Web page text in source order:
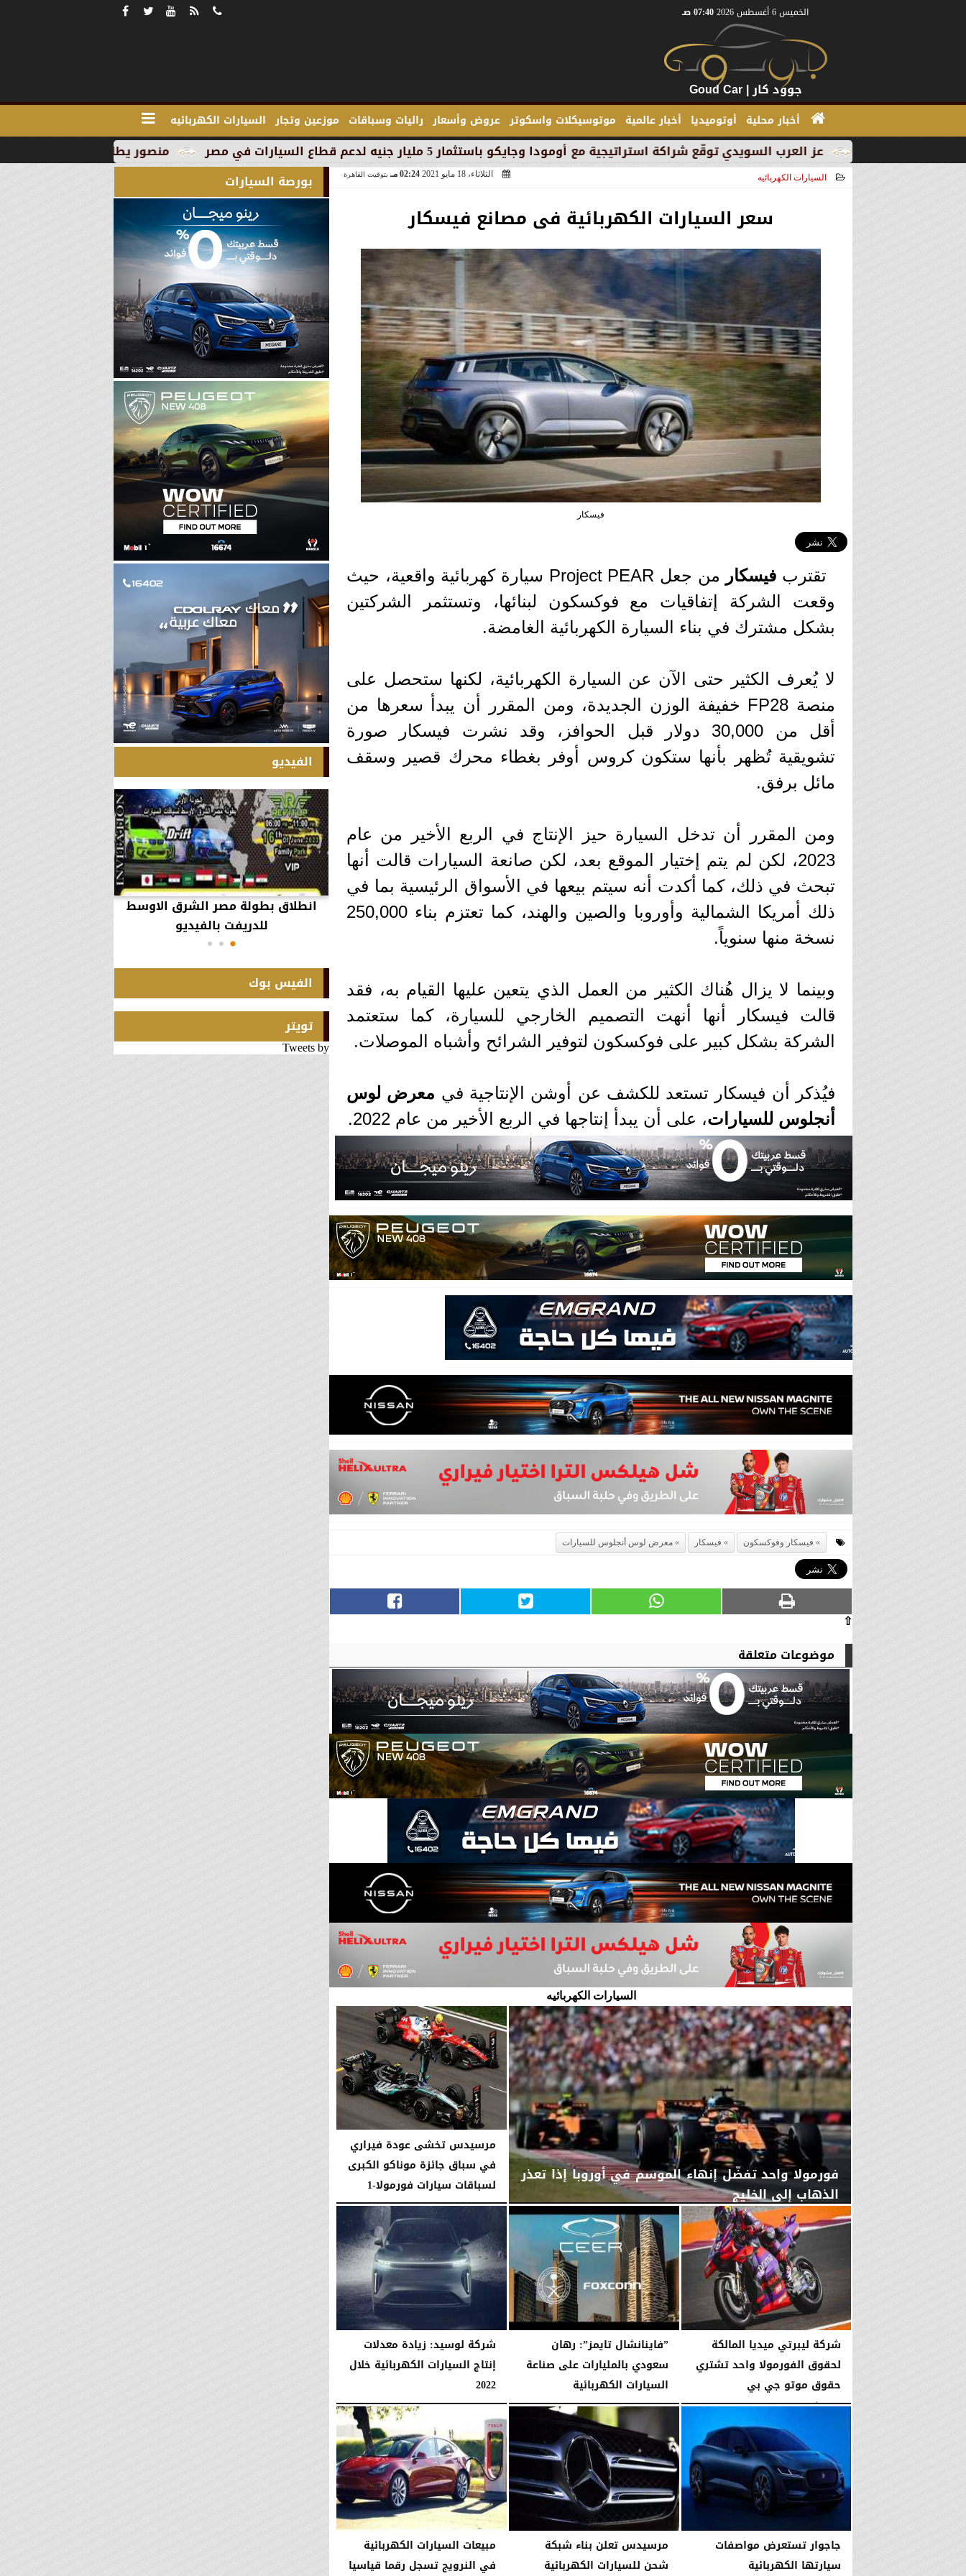
الخميس 6 أغسطس 2026 07:40 صـ
جوود كار | Goud Car
أخبار محلية أوتوميديا أخبار عالمية موتوسيكلات واسكوتر عروض وأسعار راليات وسباقات موزعين وتجار السيارات الكهربائيه
منصور يطلق MG RX9 PHEV الجديدة كليًا في السوق المصري كأول سيارة Plug-in Hybrid من العلامة عز العرب السويدي توقّع شراكة استراتيجية مع أومودا وجايكو باستثمار 5 مليار جنيه لدعم قطاع السيارات في مصر
السيارات الكهربائيه الثلاثاء، 18 مايو 2021 02:24 مـ بتوقيت القاهرة
سعر السيارات الكهربائية فى مصانع فيسكار
فيسكار
تقترب فيسكار
من جعل Project PEAR سيارة كهربائية واقعية، حيث
وقعت الشركة إتفاقيات مع فوكسكون لبنائها، وتستثمر الشركتين
بشكل مشترك في بناء السيارة الكهربائية الغامضة.
لا يُعرف الكثير حتى الآن عن السيارة الكهربائية، لكنها ستحصل على
منصة FP28 خفيفة الوزن الجديدة، ومن المقرر أن يبدأ سعرها من
أقل من 30,000 دولار قبل الحوافز، وقد نشرت فيسكار صورة
تشويقية تُظهر بأنها ستكون كروس أوفر بغطاء محرك قصير وسقف
مائل برفق.
ومن المقرر أن تدخل السيارة حيز الإنتاج في الربع الأخير من عام
2023، لكن لم يتم إختيار الموقع بعد، لكن صانعة السيارات قالت أنها
تبحث في ذلك، كما أكدت أنه سيتم بيعها في الأسواق الرئيسية بما في
ذلك أمريكا الشمالية وأوروبا والصين والهند، كما تعتزم بناء 250,000
نسخة منها سنوياً.
وبينما لا يزال هُناك الكثير من العمل الذي يتعين عليها القيام به، فقد
قالت فيسكار أنها أنهت التصميم الخارجي للسيارة، كما ستعتمد
الشركة بشكل كبير على فوكسكون لتوفير الشرائح وأشباه الموصلات.
فيُذكر أن فيسكار تستعد للكشف عن أوشن الإنتاجية في معرض لوس
أنجلوس للسيارات، على أن يبدأ إنتاجها في الربع الأخير من عام 2022.
فيسكار وفوكسكون فيسكار معرض لوس أنجلوس للسيارات
⇧
موضوعات متعلقة
السيارات الكهربائيه
فورمولا واحد تفضّل إنهاء الموسم في أوروبا إذا تعذر
الذهاب إلى الخليج
03:02 مـ
مرسيدس تخشى عودة فيراري
في سباق جائزة موناكو الكبرى
لسباقات سيارات فورمولا-1
السبت، 6 يونيو 2026 05:22 مـ
شركة ليبرتي ميديا المالكة
لحقوق الفورمولا واحد تشتري
حقوق موتو جي بي
الإثنين، 1 أبريل 2024 03:40 مـ
”فاينانشال تايمز”: رهان
سعودي بالمليارات على صناعة
السيارات الكهربائية
الإثنين، 13 فبراير 2023 06:43 مـ
شركة لوسيد: زيادة معدلات
إنتاج السيارات الكهربائية خلال
2022
السبت، 14 يناير 2023 08:07 مـ
جاجوار تستعرض مواصفات
سيارتها الكهربائية
مرسيدس تعلن بناء شبكة
شحن للسيارات الكهربائية
مبيعات السيارات الكهربائية
في النرويج تسجل رقما قياسيا
بورصة السيارات
الفيديو
في واقعة غريبة، تعطلت سيارة ملك
السويد بعد تحركها لثوانٍ معدودة.
انطلاق بطولة مصر الشرق الاوسط
للدريفت بالفيديو
الفيس بوك
تويتر
Tweets by